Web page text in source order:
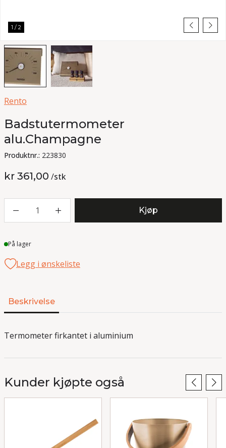
1 / 2
Rento
Badstutermometer
alu.Champagne
Produktnr.: 223830
kr 361,00 /stk
1 Kjøp
Lager
På lager
Legg i ønskeliste
Beskrivelse
Termometer firkantet i aluminium
Kunder kjøpte også